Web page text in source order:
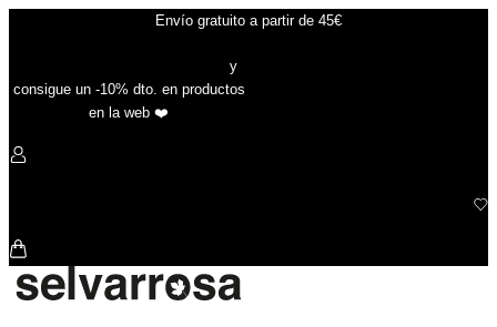
Envío gratuito a partir de 45€
y
consigue un -10% dto. en productos
en la web ❤️